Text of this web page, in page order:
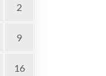
2
9
16